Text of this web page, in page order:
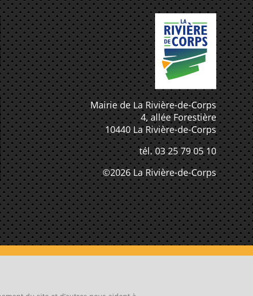
Mairie de La Rivière-de-Corps
4, allée Forestière
10440 La Rivière-de-Corps
tél. 03 25 79 05 10
©2026 La Rivière-de-Corps